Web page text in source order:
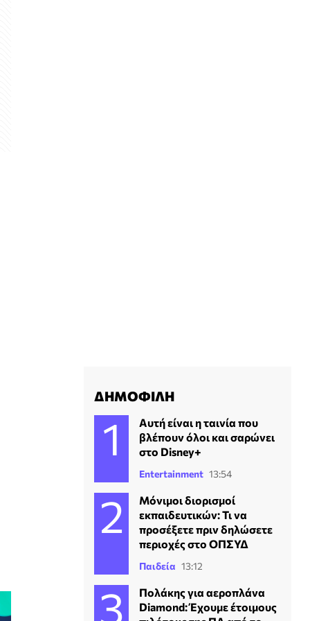
ΔΗΜΟΦΙΛΗ
Αυτή είναι η ταινία που
βλέπουν όλοι και σαρώνει
στο Disney+
Entertainment 13:54
Μόνιμοι διορισμοί
εκπαιδευτικών: Τι να
προσέξετε πριν δηλώσετε
περιοχές στο ΟΠΣΥΔ
Παιδεία 13:12
Πολάκης για αεροπλάνα
Diamond: Έχουμε έτοιμους